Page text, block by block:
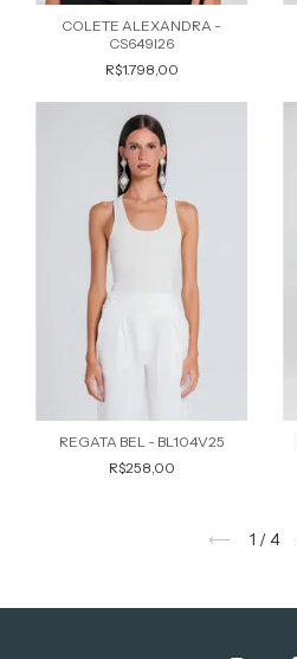
COLETE ALEXANDRA -
CS649I26
R$1.798,00
REGATA BEL - BL104V25
R$258,00
1 /4